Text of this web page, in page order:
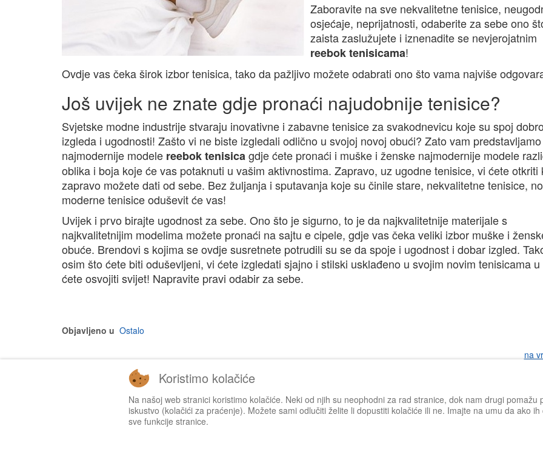
Zaboravite na sve nekvalitetne tenisice,
osjećaje, neprijatnosti, odaberite za sebe ono
zaista zaslužujete i iznenadite se nevjerojatnim
reebok tenisicama!
Ovdje vas čeka širok izbor tenisica, tako da pažljivo možete odabrati ono što vama najviše
Još uvijek ne znate gdje pronaći najudobnije tenisice?
Svjetske modne industrije stvaraju inovativne i zabavne tenisice za svakodnevicu koje su spoj
izgleda i ugodnosti! Zašto vi ne biste izgledali odlično u svojoj novoj obući? Zato vam predstavljamo
najmodernije modele reebok tenisicagdje ćete pronaći i muške i ženske najmodernije modele
oblika i boja koje će vas potaknuti u vašim aktivnostima. Zapravo, uz ugodne tenisice, vi ćete otkriti
zapravo možete dati od sebe. Bez žuljanja i sputavanja koje su činile stare, nekvalitetne tenisice,
moderne tenisice oduševit će vas!
Uvijek i prvo birajte ugodnost za sebe. Ono što je sigurno, to je da najkvalitetnije materijale s
najkvalitetnijim modelima možete pronaći na sajtu e cipele, gdje vas čeka veliki izbor muške i
obuće. Brendovi s kojima se ovdje susretnete potrudili su se da spoje i ugodnost i dobar izgled.
osim što ćete biti oduševljeni, vi ćete izgledati sjajno i stilski usklađeno u svojim novim tenisicama
ćete osvojiti svijet! Napravite pravi odabir za sebe.
Objavljeno u Ostalo
na
Impressum
Koristimo kolačiće
Na našoj web stranici koristimo kolačiće. Neki od njih su neophodni za rad stranice, dok nam drugi pomažu
iskustvo (kolačići za praćenje). Možete sami odlučiti želite li dopustiti kolačiće ili ne. Imajte na umu da ako
sve funkcije stranice.